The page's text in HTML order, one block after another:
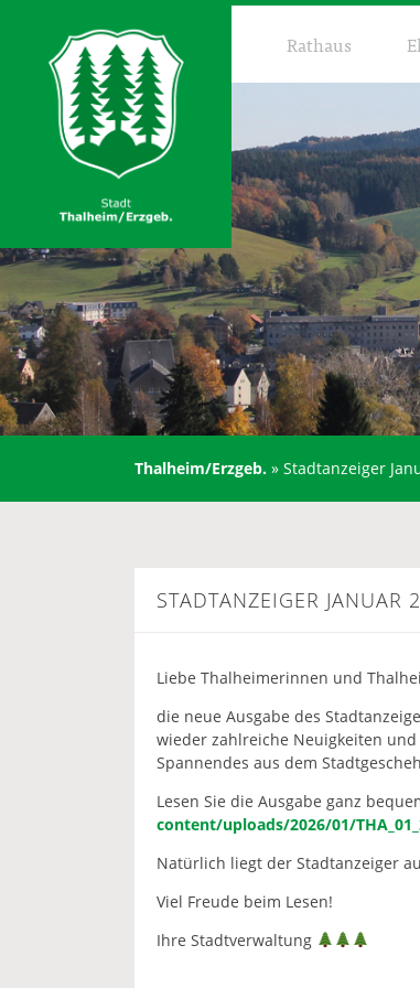
Rathaus
Thalheim/Erzgeb. » Stadtanzeiger
STADTANZEIGER JANUAR
Liebe Thalheimerinnen und
die neue Ausgabe des
wieder zahlreiche Neuigkeiten
Spannendes aus dem
Lesen Sie die Ausgabe ganz
content/uploads/2026/01/
Natürlich liegt der Stadtanzeiger
Viel Freude beim Lesen!
Ihre Stadtverwaltung